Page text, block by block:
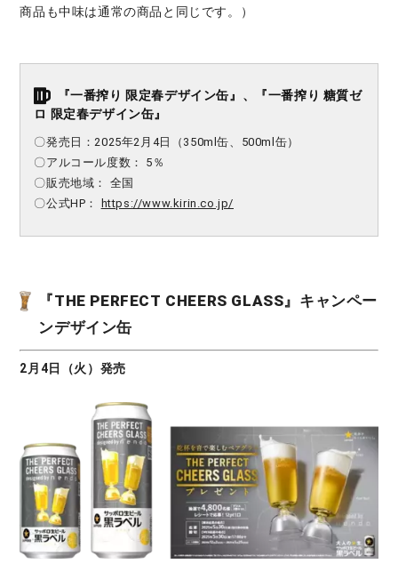
商品も中味は通常の商品と同じです。）
『一番搾り 限定春デザイン缶』、『一番搾り 糖質ゼ
ロ 限定春デザイン缶』
〇発売日：2025年2月4日（350ml缶、500ml缶）
〇アルコール度数： 5％
〇販売地域： 全国
〇公式HP： https://www.kirin.co.jp/
『THE PERFECT CHEERS GLASS』キャンペー
ンデザイン缶
2月4日（火）発売